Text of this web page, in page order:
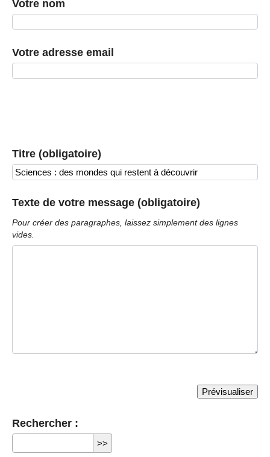
Votre nom
Votre adresse email
Titre (obligatoire)
Texte de votre message (obligatoire)
Pour créer des paragraphes, laissez simplement des lignes
vides.
Rechercher :